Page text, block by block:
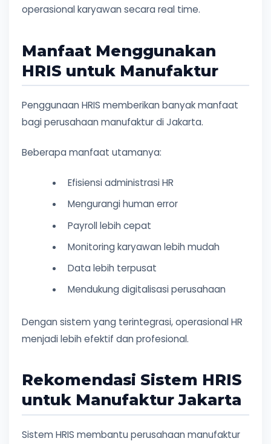
operasional karyawan secara real time.
Manfaat Menggunakan
HRIS untuk Manufaktur
Penggunaan HRIS memberikan banyak manfaat
bagi perusahaan manufaktur di Jakarta.
Beberapa manfaat utamanya:
Efisiensi administrasi HR
Mengurangi human error
Payroll lebih cepat
Monitoring karyawan lebih mudah
Data lebih terpusat
Mendukung digitalisasi perusahaan
Dengan sistem yang terintegrasi, operasional HR
menjadi lebih efektif dan profesional.
Rekomendasi Sistem HRIS
untuk Manufaktur Jakarta
Sistem HRIS membantu perusahaan manufaktur